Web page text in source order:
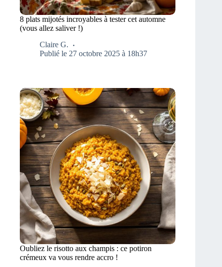
8 plats mijotés incroyables à tester cet automne
(vous allez saliver !)
Claire G.
Publié le 27 octobre 2025 à 18h37
Oubliez le risotto aux champis : ce potiron
crémeux va vous rendre accro !